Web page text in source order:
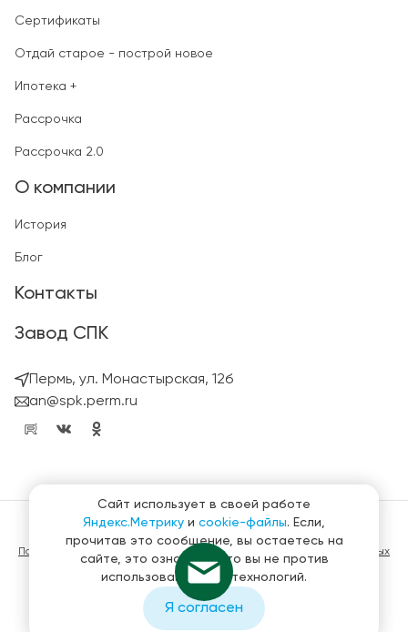
Сертификаты
Отдай старое - построй новое
Ипотека +
Рассрочка
Рассрочка 2.0
О компании
История
Блог
Контакты
Завод СПК
Пермь, ул. Монастырская, 12б
an@spk.perm.ru
© ГК СтройПанельКомплект 2023 – 2026
Политика конфиденциальности в отношении обработки персональных
данных
Материалы, представленные на сайте не являются публичной
офертой
Создание и продвижение сайтов
Сайт использует в своей работе
Яндекс.Метрику и cookie-файлы. Если,
прочитав это сообщение, вы остаетесь на
сайте, это означает, что вы не против
использования этих технологий.
Я согласен